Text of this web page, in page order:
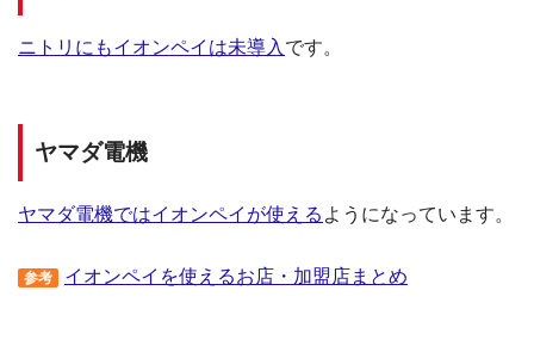
ニトリにもイオンペイは未導入 です。
ヤマダ電機
ヤマダ電機ではイオンペイが使える ようになっています。
参考 イオンペイを使えるお店・加盟店まとめ